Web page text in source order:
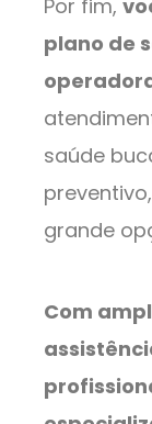
Por fim,
plano de
saúde
grande
Com